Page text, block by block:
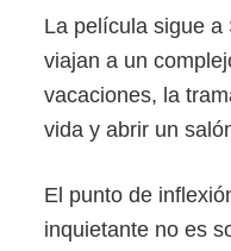
La película sigue a
viajan a un
vacaciones, la
vida y abrir un
El punto de
inquietante no es